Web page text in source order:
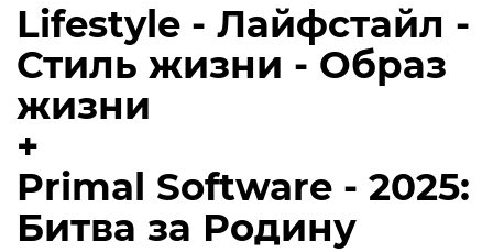
Lifestyle - Лайфстайл -
Стиль жизни - Образ
жизни
+
Primal Software - 2025:
Битва за Родину